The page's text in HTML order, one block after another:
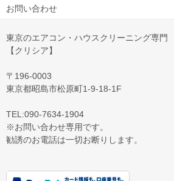
お問い合わせ
東京のエアコン・ハウスクリーニング専門
【クリシア】
〒196-0003
東京都昭島市松原町1-9‐18‐1F
TEL:090-7634-1904
※お問い合わせ専用です。
勧誘のお電話は一切お断りします。